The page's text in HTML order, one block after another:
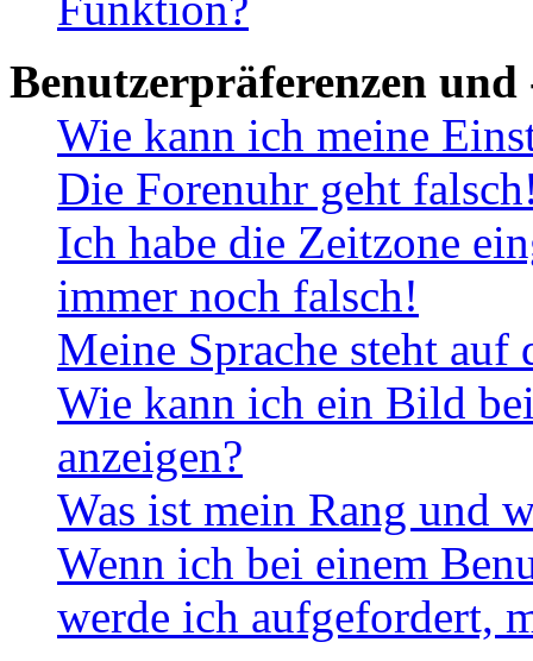
Benutzerpräferenzen und
Wie kann ich meine
Die Forenuhr geht
Ich habe die Zeitzone
immer noch falsch!
Meine Sprache steht
Wie kann ich ein Bild
anzeigen?
Was ist mein Rang und
Wenn ich bei einem
werde ich aufgefordert,